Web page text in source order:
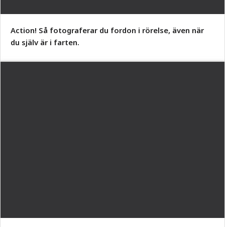
Action! Så fotograferar du fordon i rörelse, även när
du själv är i farten.